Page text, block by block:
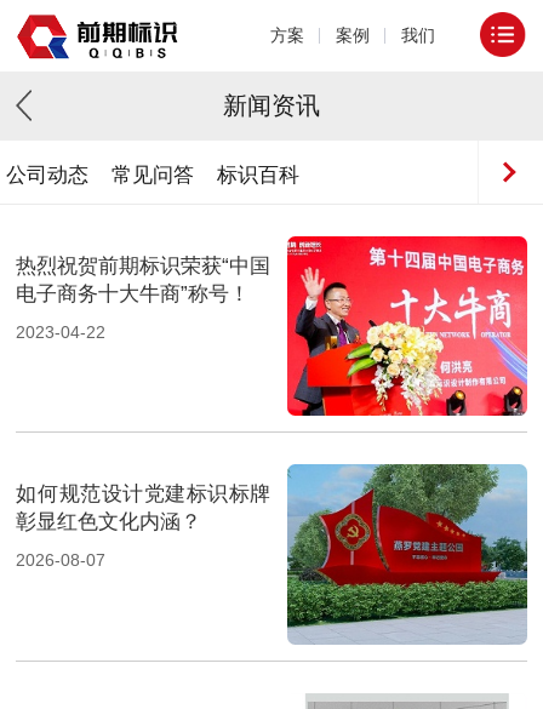
方案 案例 我们
新闻资讯
公司动态 常见问答 标识百科
热烈祝贺前期标识荣获“中国
电子商务十大牛商”称号！
2023-04-22
如何规范设计党建标识标牌
彰显红色文化内涵？
2026-08-07